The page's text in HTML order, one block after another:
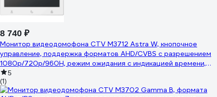
8 740 ₽
Монитор видеодомофона CTV M3712 Astra W, кнопочное
управление, поддержка форматов AHD/CVBS с разрешением
1080p/720p/960H, режим ожидания с индикацией времени,
встроенны 10-0001034
5
(1)